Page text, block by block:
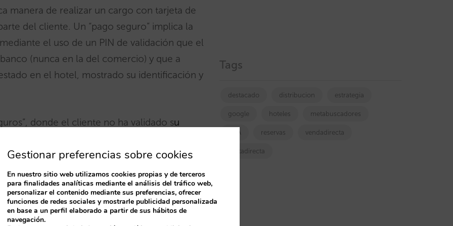
manera de realizar un cargo con tarjeta de
del cliente. Un “pago seguro” implica la
el uso de un PIN de validación que el
(nunca en la del comercio) y que a
en el hotel, mostrado su identificación y
donde el cliente no ha validado su
sin demasiado esfuerzo, por ejemplo, una
plazo de tiempo (suelen ser 120 días, pero
no vence, no puedes estar tranquilo de que
de crédito son aptas para el “pago
Tags
destacado distribucion estrategia
google hoteles metabuscadores
OTA reservas vendadirecta
ventadirecta
Gestionar preferencias sobre cookies
En nuestro sitio web utilizamos cookies propias y de terceros
para finalidades analíticas mediante el análisis del tráfico web,
personalizar el contenido mediante sus preferencias, ofrecer
funciones de redes sociales y mostrarle publicidad personalizada
en base a un perfil elaborado a partir de sus hábitos de
navegación.